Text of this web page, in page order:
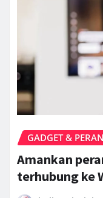
GADGET &
Amankan
terhubung ke